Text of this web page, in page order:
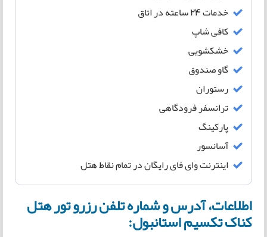
خدمات 24 ساعته در اتاق
کافی شاپ
خشکشویی
گاو صندوق
رستوران
ترانسفر فرودگاهی
پارکینگ
آسانسور
اینترنت وای فای رایگان در تمام نقاط هتل
اطلاعات، آدرس و شماره تلفن رزرو تور هتل
کناک تکسیم استانبول: